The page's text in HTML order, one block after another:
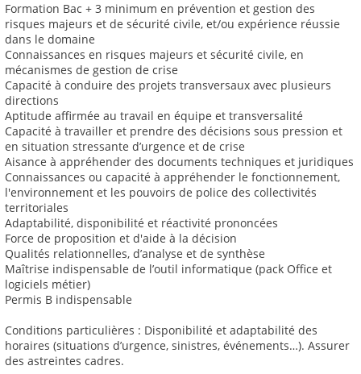
Formation Bac + 3 minimum en prévention et gestion des
risques majeurs et de sécurité civile, et/ou expérience réussie
dans le domaine
Connaissances en risques majeurs et sécurité civile, en
mécanismes de gestion de crise
Capacité à conduire des projets transversaux avec plusieurs
directions
Aptitude affirmée au travail en équipe et transversalité
Capacité à travailler et prendre des décisions sous pression et
en situation stressante d’urgence et de crise
Aisance à appréhender des documents techniques et juridiques
Connaissances ou capacité à appréhender le fonctionnement,
l'environnement et les pouvoirs de police des collectivités
territoriales
Adaptabilité, disponibilité et réactivité prononcées
Force de proposition et d'aide à la décision
Qualités relationnelles, d’analyse et de synthèse
Maîtrise indispensable de l’outil informatique (pack Office et
logiciels métier)
Permis B indispensable
Conditions particulières : Disponibilité et adaptabilité des
horaires (situations d’urgence, sinistres, événements…). Assurer
des astreintes cadres.